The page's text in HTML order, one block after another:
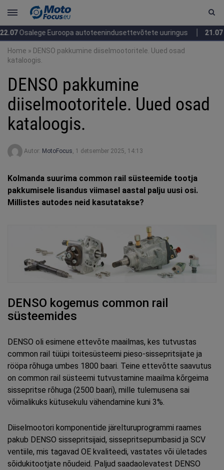
Euroopa autoteenindusettevõtete uuringus 21.07 Suur
Home » DENSO pakkumine diiselmootoritele. Uued osad
kataloogis.
DENSO pakkumine
diiselmootoritele. Uued osad
kataloogis.
Autor: MotoFocus, 1 detsember 2025, 14:13
Kolmanda suurima common rail süsteemide tootja
pakkumisele lisandus viimasel aastal palju uusi osi.
Millistes autodes neid kasutatakse?
DENSO kogemus common rail
süsteemides
DENSO oli esimene ettevõte maailmas, kes tutvustas
common rail tüüpi toitesüsteemi pieso-sissepritsijate ja
rööpa rõhuga umbes 1800 baari. Teine ettevõtte saavutus
on common rail süsteemi tutvustamine maailma kõrgeima
sissepritse rõhuga (2500 baari), mille tulemusena sai
võimalikuks kütusekulu vähendamine kuni 3%.
Diiselmootori komponentide järelturuprogrammi raames
pakub DENSO sissepritsijaid, sissepritsepumbasid ja SCV
ventiile, mis tagavad OE kvaliteedi, vastates või ületades
sõidukitootjate nõudeid. Paljud saadaolevatest DENSO